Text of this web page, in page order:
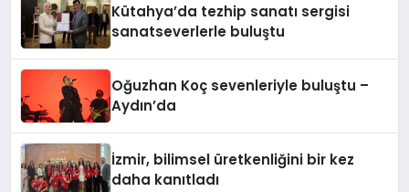
Kütahya’da tezhip sanatı sergisi
sanatseverlerle buluştu
Oğuzhan Koç sevenleriyle buluştu –
Aydın’da
İzmir, bilimsel üretkenliğini bir kez
daha kanıtladı